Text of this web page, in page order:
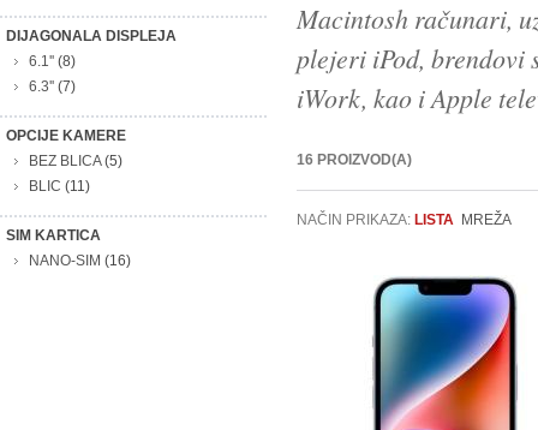
DIJAGONALA DISPLEJA
6.1'' (8)
6.3'' (7)
OPCIJE KAMERE
BEZ BLICA(5)
BLIC (11)
SIM KARTICA
NANO-SIM (16)
Macintosh računari,
plejeri iPod, brendovi
iWork, kao i Apple
16 PROIZVOD(A)
NAČIN PRIKAZA: LISTA MREŽA